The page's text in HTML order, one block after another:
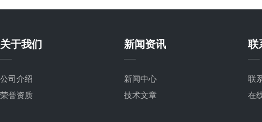
关于我们
公司介绍
荣誉资质
新闻资讯
新闻中心
技术文章
联
联
在